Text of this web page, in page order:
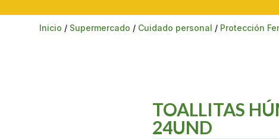
Inicio / Supermercado / Cuidado personal / Protección
TOALLITAS
24UND